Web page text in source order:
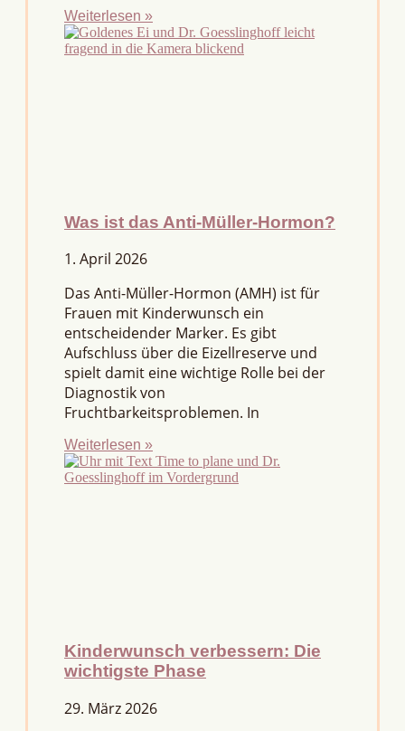
Weiterlesen »
Was ist das Anti-Müller-Hormon?
1. April 2026
Das Anti-Müller-Hormon (AMH) ist für
Frauen mit Kinderwunsch ein
entscheidender Marker. Es gibt
Aufschluss über die Eizellreserve und
spielt damit eine wichtige Rolle bei der
Diagnostik von
Fruchtbarkeitsproblemen. In
Weiterlesen »
Kinderwunsch verbessern: Die
wichtigste Phase
29. März 2026